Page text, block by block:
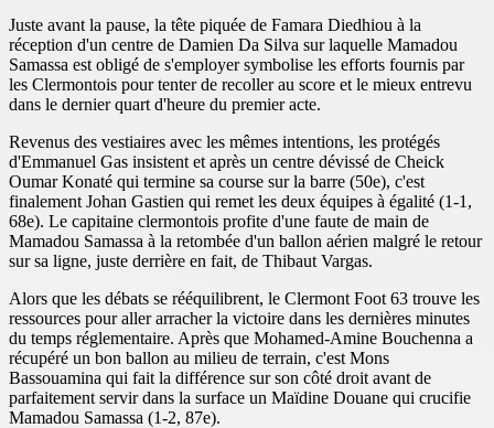
Juste avant la pause, la tête piquée de Famara Diedhiou à la
réception d'un centre de Damien Da Silva sur laquelle Mamadou
Samassa est obligé de s'employer symbolise les efforts fournis par
les Clermontois pour tenter de recoller au score et le mieux entrevu
dans le dernier quart d'heure du premier acte.
Revenus des vestiaires avec les mêmes intentions, les protégés
d'Emmanuel Gas insistent et après un centre dévissé de Cheick
Oumar Konaté qui termine sa course sur la barre (50e), c'est
finalement Johan Gastien qui remet les deux équipes à égalité (1-1,
68e). Le capitaine clermontois profite d'une faute de main de
Mamadou Samassa à la retombée d'un ballon aérien malgré le retour
sur sa ligne, juste derrière en fait, de Thibaut Vargas.
Alors que les débats se rééquilibrent, le Clermont Foot 63 trouve les
ressources pour aller arracher la victoire dans les dernières minutes
du temps réglementaire. Après que Mohamed-Amine Bouchenna a
récupéré un bon ballon au milieu de terrain, c'est Mons
Bassouamina qui fait la différence sur son côté droit avant de
parfaitement servir dans la surface un Maïdine Douane qui crucifie
Mamadou Samassa (1-2, 87e).